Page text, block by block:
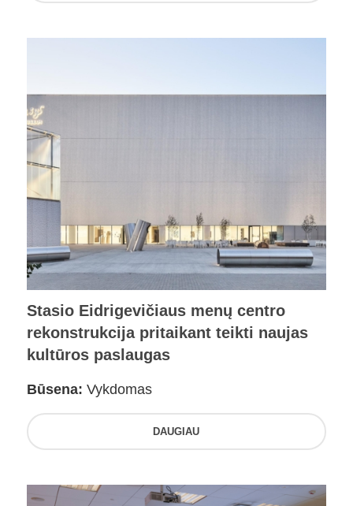
Stasio Eidrigevičiaus menų centro
rekonstrukcija pritaikant teikti naujas
kultūros paslaugas
Būsena: Vykdomas
DAUGIAU